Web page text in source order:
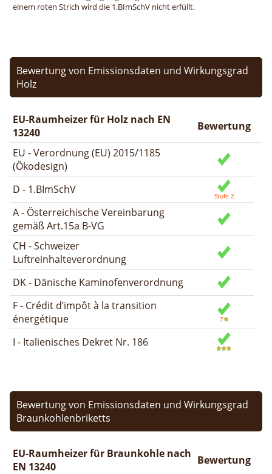
einem roten Strich wird die 1.BImSchV nicht erfüllt.
Bewertung von Emissionsdaten und Wirkungsgrad
Holz
EU-Raumheizer für Holz nach EN
13240
Bewertung
EU - Verordnung (EU) 2015/1185
(Ökodesign)
D - 1.BImSchV
A - Österreichische Vereinbarung
gemäß Art.15a B-VG
CH - Schweizer
Luftreinhalteverordnung
DK - Dänische Kaminofenverordnung
F - Crédit d’impôt à la transition
énergétique
I - Italienisches Dekret Nr. 186
Bewertung von Emissionsdaten und Wirkungsgrad
Braunkohlenbriketts
EU-Raumheizer für Braunkohle nach
EN 13240
Bewertung